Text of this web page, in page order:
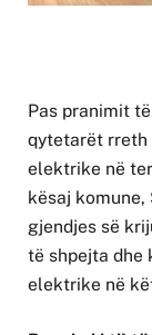
Pas pranimit
qytetarët rreth
elektrike në
kësaj
gjendjes së
të shpejta dhe
elektrike në